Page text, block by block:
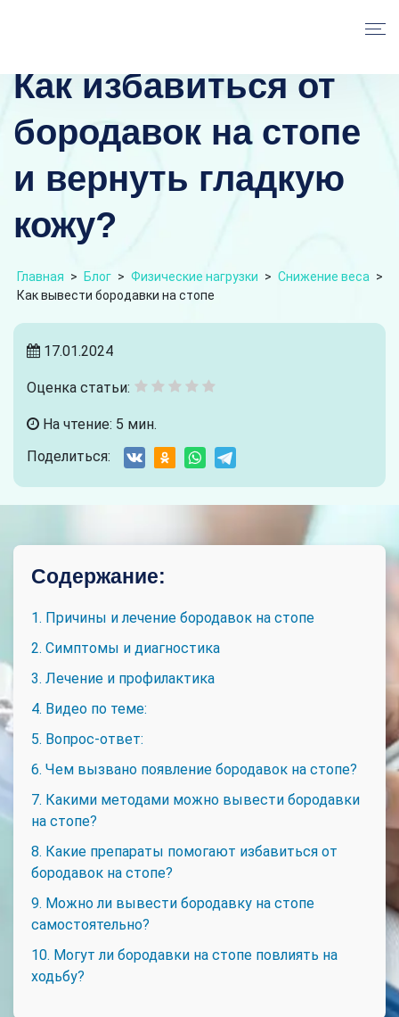
Как избавиться от
бородавок на стопе
и вернуть гладкую
кожу?
Главная > Блог > Физические нагрузки > Снижение веса >
Как вывести бородавки на стопе
17.01.2024
Оценка статьи:
На чтение: 5 мин.
Поделиться:
Содержание:
1. Причины и лечение бородавок на стопе
2. Симптомы и диагностика
3. Лечение и профилактика
4. Видео по теме:
5. Вопрос-ответ:
6. Чем вызвано появление бородавок на стопе?
7. Какими методами можно вывести бородавки
на стопе?
8. Какие препараты помогают избавиться от
бородавок на стопе?
9. Можно ли вывести бородавку на стопе
самостоятельно?
10. Могут ли бородавки на стопе повлиять на
ходьбу?